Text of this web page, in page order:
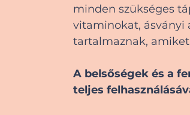
minden szükséges
vitaminokat, ásványi
tartalmaznak,
A belsőségek és a
teljes